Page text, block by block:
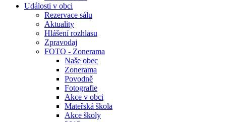
Události v obci
Rezervace sálu
Aktuality
Hlášení rozhlasu
Zpravodaj
FOTO - Zonerama
Naše obec
Zonerama
Povodně
Fotografie
Akce v obci
Mateřská škola
Akce školy